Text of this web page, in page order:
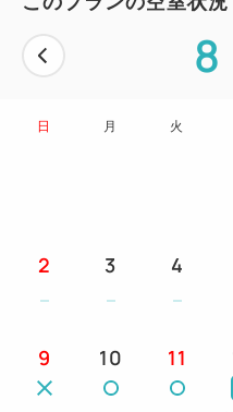
※当プランはチェックイ
なります。
※連泊のお客様で、ご滞
ご予約ください。
ーンビュー側にあり、
8
日 月 火
2 3 4
9 10 11